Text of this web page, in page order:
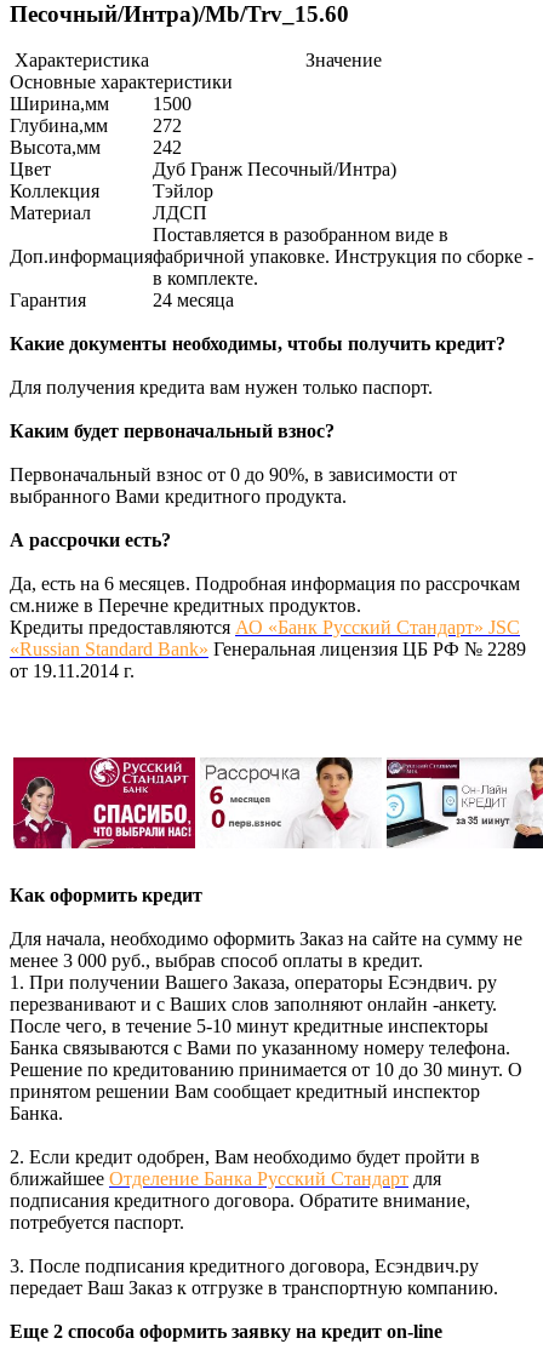
Песочный/Интра)/Mb/Trv_15.60
Характеристика
Значение
Основные характеристики
Ширина,мм
1500
Глубина,мм
272
Высота,мм
242
Цвет
Дуб Гранж Песочный/Интра)
Коллекция
Тэйлор
Материал
ЛДСП
Доп.информация
Поставляется в разобранном виде в
фабричной упаковке. Инструкция по сборке -
в комплекте.
Гарантия
24 месяца
Какие документы необходимы, чтобы получить кредит?
Для получения кредита вам нужен только паспорт.
Каким будет первоначальный взнос?
Первоначальный взнос от 0 до 90%, в зависимости от
выбранного Вами кредитного продукта.
А рассрочки есть?
Да, есть на 6 месяцев. Подробная информация по рассрочкам
см.ниже в Перечне кредитных продуктов.
Кредиты предоставляются АО «Банк Русский Стандарт» JSC
«Russian Standard Bank» Генеральная лицензия ЦБ РФ № 2289
от 19.11.2014 г.
Как оформить кредит
Для начала, необходимо оформить Заказ на сайте на сумму не
менее 3 000 руб., выбрав способ оплаты в кредит.
1. При получении Вашего Заказа, операторы Есэндвич. ру
перезванивают и с Ваших слов заполняют онлайн -анкету.
После чего, в течение 5-10 минут кредитные инспекторы
Банка связываются с Вами по указанному номеру телефона.
Решение по кредитованию принимается от 10 до 30 минут. О
принятом решении Вам сообщает кредитный инспектор
Банка.
2. Если кредит одобрен, Вам необходимо будет пройти в
ближайшее Отделение Банка Русский Стандарт для
подписания кредитного договора. Обратите внимание,
потребуется паспорт.
3. После подписания кредитного договора, Есэндвич.ру
передает Ваш Заказ к отгрузке в транспортную компанию.
Еще 2 способа оформить заявку на кредит on-line